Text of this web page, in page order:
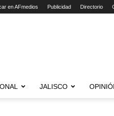
en AFmedios Publicidad Directorio
JALISCO